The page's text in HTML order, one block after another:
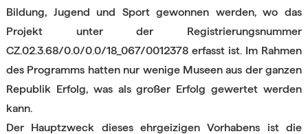
Bildung, Jugend und Sport gewonnen werden, wo das
Projekt unter der Registrierungsnummer
CZ.02.3.68/0.0/0.0/18_067/0012378 erfasst ist. Im Rahmen
des Programms hatten nur wenige Museen aus der ganzen
Republik Erfolg, was als großer Erfolg gewertet werden
kann.
Der Hauptzweck dieses ehrgeizigen Vorhabens ist die